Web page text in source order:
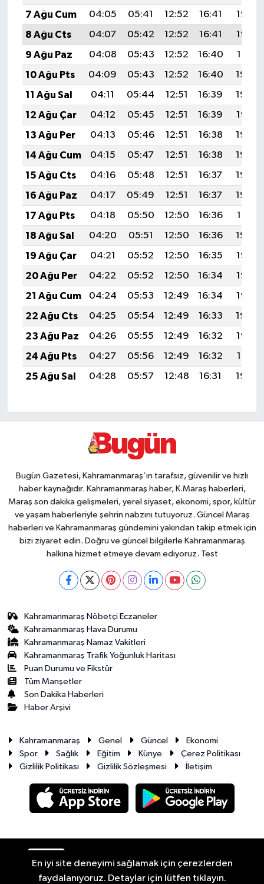
7 Ağu Cum
04:05 05:41 12:52 16:41
19:53
8 Ağu Cts
04:07 05:42 12:52 16:41
19:52
9 Ağu Paz
04:08 05:43 12:52 16:40
19:51
10 Ağu Pts
04:09 05:43 12:52 16:40
19:50
11 Ağu Sal
04:11 05:44 12:51 16:39
19:49
12 Ağu Çar
04:12 05:45 12:51 16:39
19:47
13 Ağu Per
04:13 05:46 12:51 16:38
19:46
14 Ağu Cum
04:15 05:47 12:51 16:38
19:45
15 Ağu Cts
04:16 05:48 12:51 16:37
19:44
16 Ağu Paz
04:17 05:49 12:51 16:37
19:42
17 Ağu Pts
04:18 05:50 12:50 16:36
19:41
18 Ağu Sal
04:20 05:51 12:50 16:36
19:40
19 Ağu Çar
04:21 05:52 12:50 16:35
19:38
20 Ağu Per
04:22 05:52 12:50 16:34
19:37
21 Ağu Cum
04:24 05:53 12:49 16:34
19:36
22 Ağu Cts
04:25 05:54 12:49 16:33
19:34
23 Ağu Paz
04:26 05:55 12:49 16:32
19:33
24 Ağu Pts
04:27 05:56 12:49 16:32
19:31
25 Ağu Sal
04:28 05:57 12:48 16:31 19:30
Bugün Gazetesi, Kahramanmaraş’ın tarafsız, güvenilir ve hızlı
haber kaynağıdır. Kahramanmaraş haber, K.Maraş haberleri,
Maraş son dakika gelişmeleri, yerel siyaset, ekonomi, spor, kültür
ve yaşam haberleriyle şehrin nabzını tutuyoruz. Güncel Maraş
haberleri ve Kahramanmaraş gündemini yakından takip etmek için
bizi ziyaret edin. Doğru ve güncel bilgilerle Kahramanmaraş
halkına hizmet etmeye devam ediyoruz. Test
Kahramanmaraş Nöbetçi Eczaneler
Kahramanmaraş Hava Durumu
Kahramanmaraş Namaz Vakitleri
Kahramanmaraş Trafik Yoğunluk Haritası
Puan Durumu ve Fikstür
Tüm Manşetler
Son Dakika Haberleri
Haber Arşivi
Kahramanmaraş Genel Güncel
Ekonomi
Spor
Sağlık Eğitim Künye
Çerez Politikası
Gizlilik Politikası
Gizlilik Sözleşmesi İletişim
En iyi site deneyimi sağlamak için çerezlerden
faydalanıyoruz. Detaylar için lütfen tıklayın.